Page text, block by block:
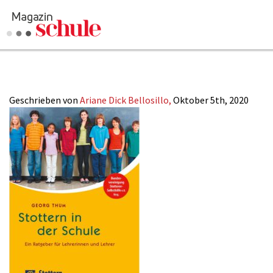
Online-Magazin
Newsletter
Mediadaten
Kontakt
Impressum
Kommentieren
Abonnieren
Anmelden
Geschrieben von Ariane Dick Bellosillo, Oktober 5th, 2020